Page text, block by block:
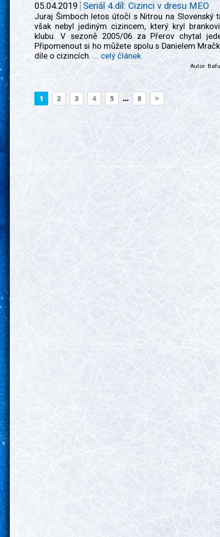
05.04.2019 Seriál 4.díl: Cizinci v dresu MEO
Juraj Šimboch letos útočí s Nitrou na Slovenský
však nebyl jediným cizincem, který kryl
klubu. V sezoně 2005/06 za Přerov chytal
Připomenout si ho můžete spolu s Danielem
díle o cizincích. ... celý článek
Autor: Bafu
1 2 3 4 5 ... 8 >